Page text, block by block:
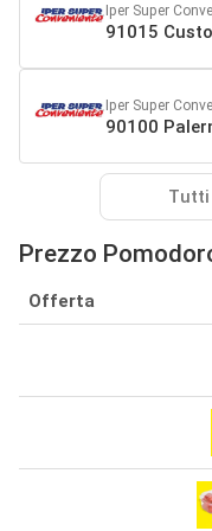
Iper Super
91015
Iper Super
90100
Tutti
Prezzo
Offerta